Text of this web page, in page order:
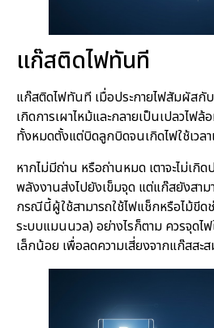
แก๊สติดไฟทันที
แก๊สติดไฟทันที เมื่อประกายไฟสัมผัสกั
เกิดการเผาไหม้และกลายเป็นเปลวไฟล้
ทั้งหมดตั้งแต่บิดลูกบิดจนเกิดไฟใช้เวล
หากไม่มีถ่าน หรือถ่านหมด เตาจะไม่เกิด
พลังงานส่งไปยังเข็มจุด แต่แก๊สยังสาม
กรณีนี้ผู้ใช้สามารถใช้ไฟแช็กหรือไม้ขีด
ระบบแมนนวล) อย่างไรก็ตาม ควรจุดไ
เล็กน้อย เพื่อลดความเสี่ยงจากแก๊สสะ